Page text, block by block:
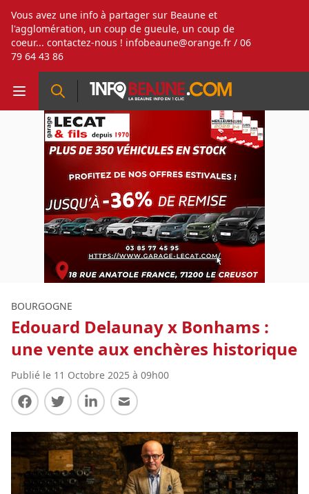
Vous avez une info à partager sur Beaune et
l'agglomération, un coup de gueule, un coup de
coeur... contactez-nous ! infobeaune@orange.fr / 06
79 64 43 86
BOURGOGNE
Edouard Delaunay x Bonhams :
une vente aux enchères historique
Publié le 11 Octobre 2025 à 09h00
Partager sur Facebook
Partager sur Twitter
Partager sur LinkedIn
Partager par E-mail